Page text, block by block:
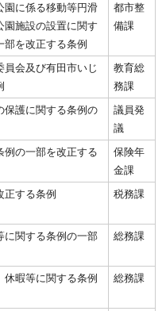
園に係る移動等円滑
園施設の設置に関す
部を改正する条例
都市整
備課
会及び有田市いじ
教育総
務課
保護に関する条例の
議員発
議
例の一部を改正する
保険年
金課
正する条例 税務課
に関する条例の一部
総務課
暇等に関する条例
総務課